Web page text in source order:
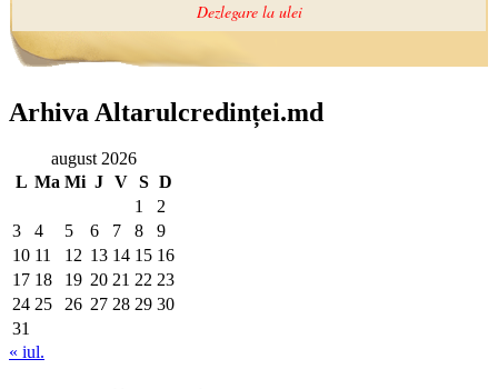
Arhiva Altarulcredinței.md
august 2026
L Ma Mi J V S D
1
2
3
4 5 6 7 8
9
10 11 12 13 14 15 16
17 18 19 20 21 22 23
24 25 26 27 28 29 30
31
« iul.